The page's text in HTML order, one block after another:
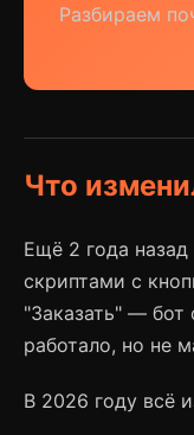
Разбираем
Что
Ещё 2 года
скриптами с
"Заказать" — бот
работало, но не
В 2026 году всё